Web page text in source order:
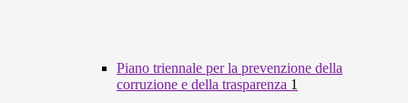
Piano triennale per la prevenzione della
corruzione e della trasparenza 1